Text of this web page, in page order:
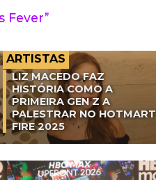
Fever”
ARTISTAS
LIZ MACEDO FAZ
HISTÓRIA COMO A
PRIMEIRA GEN Z A
PALESTRAR NO HOTMART
FIRE 2025